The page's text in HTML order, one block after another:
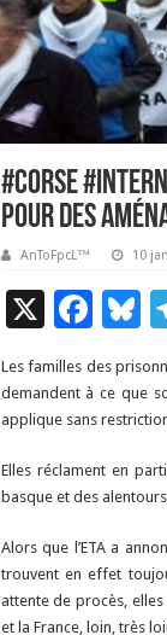
#Corse
pour des
AnToFpcL™ 10
X F
ac
e
b
o
o
k
Les familles des
demandent à ce que
applique sans
Elles réclament en
basque et des
Alors que l’ETA a
trouvent en effet
attente de procès,
et la France, loin, très